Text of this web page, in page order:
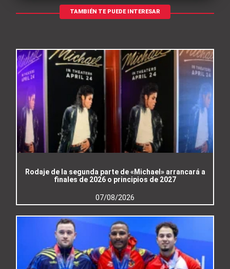
TAMBIÉN TE PUEDE INTERESAR
Rodaje de la segunda parte de «Michael» arrancará a
finales de 2026 o principios de 2027
07/08/2026